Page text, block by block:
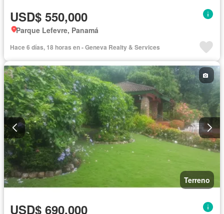
USD$ 550,000
Parque Lefevre, Panamá
Hace 6 días, 18 horas en - Geneva Realty & Services
Terreno
USD$ 690,000